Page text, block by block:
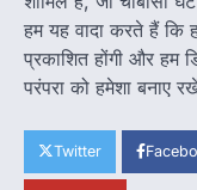
2
हम यह वादा करते हैं कि
प्रकाशित होंगी और हम
परंपरा को हमेशा बनाए
Twitter